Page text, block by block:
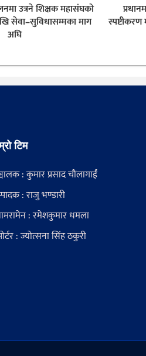
उत्रने शिक्षक महासंघको
सेवा–सुविधासम्मका माग
अघि
स्पष्टीकरण
टिम
: कुमार प्रसाद चौंलागाईं
: राजु भण्डारी
: रमेशकुमार धमला
: ज्योत्सना सिंह ठकुरी